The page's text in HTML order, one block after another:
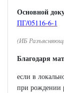
Основной
ПГ/05116-6-1
(ИБ
Благодаря
если в
при рождении